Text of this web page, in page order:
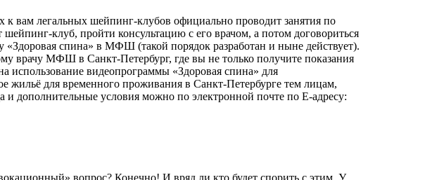
вам легальных шейпинг-клубов официально проводит занятия по
клуб, пройти консультацию с его врачом, а потом договориться
«Здоровая спина» в МФШ (такой порядок разработан и ныне действует).
врачу МФШ в Санкт-Петербург, где вы не только получите показания
использование видеопрограммы «Здоровая спина» для
жильё для временного проживания в Санкт-Петербурге тем лицам,
дополнительные условия можно по электронной почте по Е-адресу:
вопрос? Конечно! И вряд ли кто будет спорить с этим. У